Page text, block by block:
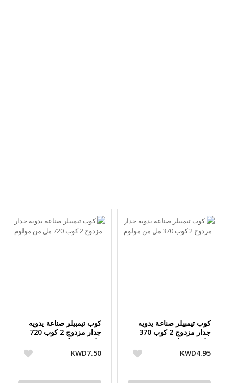
كوب تيمبيلر صناعة يدويه
جدار مزدوج 2 كوب 370
مل من مولوم
KWD4.95
كوب تيمبيلر صناعة يدويه
جدار مزدوج 2 كوب 720
مل من مولوم
KWD7.50